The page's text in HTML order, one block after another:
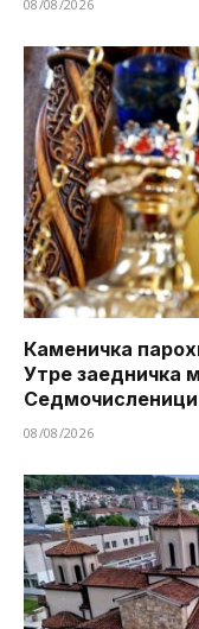
08/08/2026
Каменичка
Утре заедничка
08/08/2026